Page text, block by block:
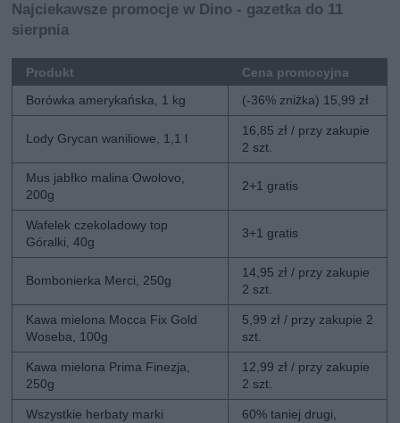
Najciekawsze promocje w Dino - gazetka do 11
sierpnia
Produkt
Cena promocyjna
Borówka amerykańska, 1 kg
(-36% zniżka) 15,99 zł
Lody Grycan waniliowe, 1,1 l
16,85 zł / przy zakupie
2 szt.
Mus jabłko malina Owolovo,
200g
2+1 gratis
Wafelek czekoladowy top
Góralki, 40g
3+1 gratis
Bombonierka Merci, 250g
14,95 zł / przy zakupie
2 szt.
Kawa mielona Mocca Fix Gold
Woseba, 100g
5,99 zł / przy zakupie 2
szt.
Kawa mielona Prima Finezja,
250g
12,99 zł / przy zakupie
2 szt.
Wszystkie herbaty marki
60% taniej drugi,